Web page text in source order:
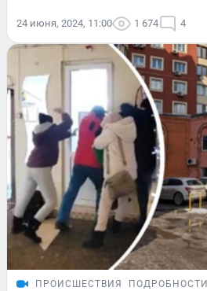
24 июня, 2024, 11:00 1 674 4
ПРОИСШЕСТВИЯ ПОДРОБНОСТИ